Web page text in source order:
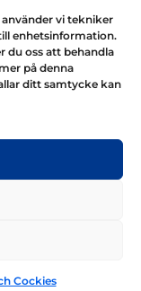
vi tekniker
enhetsinformation.
du oss att behandla
på denna
ditt samtycke kan
Cockies